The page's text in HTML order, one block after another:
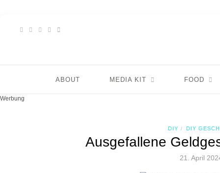
ABOUT MEDIA KIT FOOD
Werbung
DIY / DIY
Ausgefallene
21. April